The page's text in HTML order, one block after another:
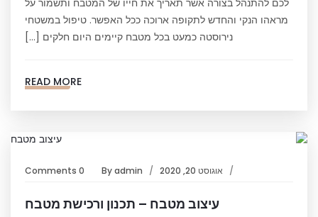
לכם להתנהל בצורה אשר תאריך את חייו של המטבח ותשמור על
מראהו הנקי והחדש לתקופה ארוכה ככל האפשר. טיפול במשטחי
נירוסטה כמעט בכל מטבח קיימים היום חלקים […]
READ MORE
אוגוסט 20, 2020 Byadmin
0 Comments
עיצוב מטבח – תכנון ורכישת מטבח